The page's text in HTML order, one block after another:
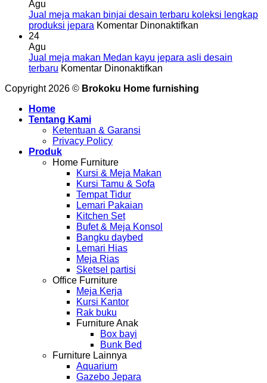
gratis
ongkir
makan
bahan
Agu
Jual meja makan binjai desain terbaru koleksi lengkap
produksi jepara Komentar Dinonaktifkan
makan
terbaru
24
Agu
Jual meja makan Medan kayu jepara asli desain
terbaru Komentar Dinonaktifkan
meja
Copyright 2026 © Brokoku Home furnishing
Home
Tentang Kami
Ketentuan & Garansi
Privacy Policy
Produk
Home Furniture
Kursi & Meja Makan
Kursi Tamu & Sofa
Tempat Tidur
Lemari Pakaian
Kitchen Set
Bufet & Meja Konsol
Bangku daybed
Lemari Hias
Meja Rias
Sketsel partisi
Office Furniture
Meja Kerja
Kursi Kantor
Rak buku
Furniture Anak
Box bayi
Bunk Bed
Furniture Lainnya
Aquarium
Gazebo Jepara